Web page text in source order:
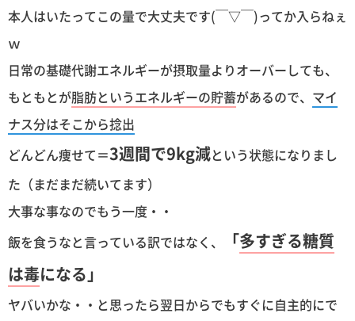
本人はいたってこの量で大丈夫です(￣▽￣)ってか入らねぇ
ｗ
日常の基礎代謝エネルギーが摂取量よりオーバーしても、
もともとが脂肪というエネルギーの貯蓄があるので、 マイ
ナス分はそこから捻出
どんどん痩せて＝3週間で9kg減という状態になりまし
た（まだまだ続いてます）
大事な事なのでもう一度・・
飯を食うなと言っている訳ではなく、
「多すぎる糖質
は毒になる」
ヤバいかな・・と思ったら翌日からでもすぐに自主的にで